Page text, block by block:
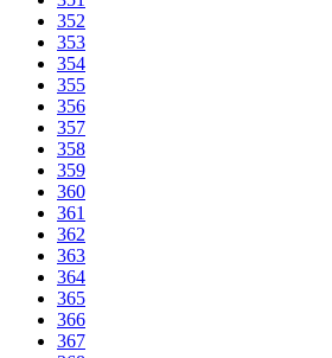
352
353
354
355
356
357
358
359
360
361
362
363
364
365
366
367